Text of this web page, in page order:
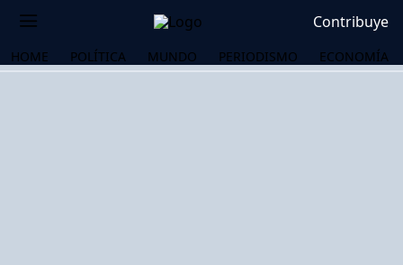
Contribuye
HOME POLÍTICA MUNDO PERIODISMO ECONOMÍA